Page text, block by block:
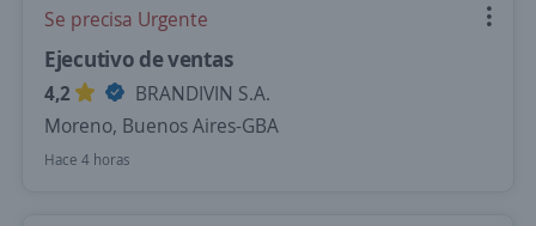
Se precisa Urgente
Ejecutivo de ventas
4,2
BRANDIVIN S.A.
Moreno, Buenos Aires-GBA
Hace 4 horas